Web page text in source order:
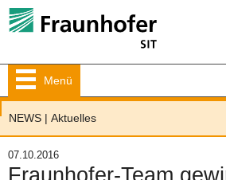
Menü
NEWS | Aktuelles
07.10.2016
Fraunhofer-Team